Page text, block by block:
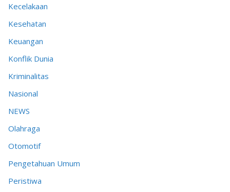
Kecelakaan
Kesehatan
Keuangan
Konflik Dunia
Kriminalitas
Nasional
NEWS
Olahraga
Otomotif
Pengetahuan Umum
Peristiwa